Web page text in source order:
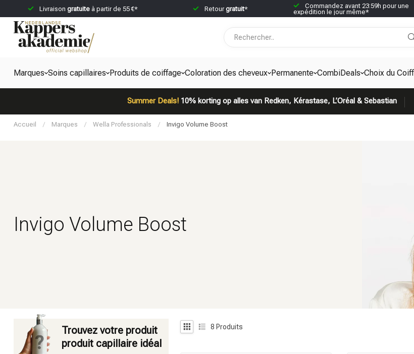
Livraison gratuiteà partir de 55 €* Retourgratuit*
Commandez avant 23:59h pour une
expédition le jour même*
Marques Soins capillaires Produits de coiffage Coloration des cheveux Permanente CombiDeals Choix du
Summer Deals!10% korting op alles van Redken, Kérastase, L’Oréal & Sebastian
Accueil / Marques / Wella Professionals / Invigo Volume Boost
Invigo Volume Boost
Trouvez votre produit
produit capillaire idéal
8 Produits